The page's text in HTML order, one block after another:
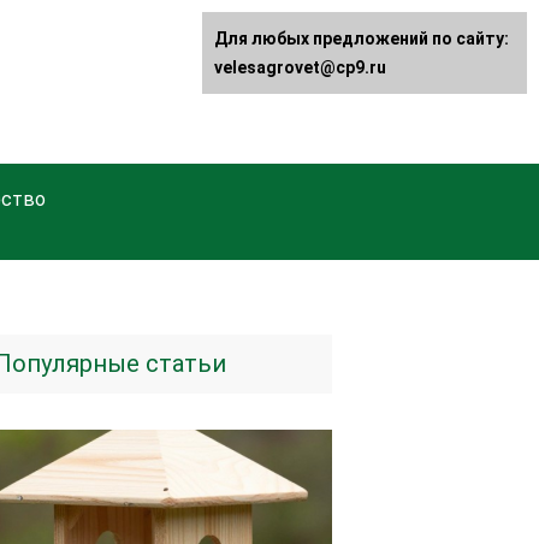
статьи
Для любых предложений по сайту:
velesagrovet@cp9.ru